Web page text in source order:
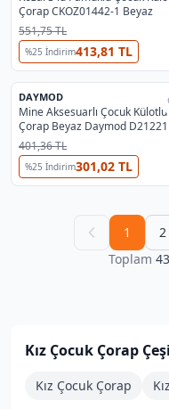
Çorap CKOZ01442-1 Beyaz
551,75 TL
%25 İndirim413,81 TL
%25
DAYMOD
Mine Aksesuarlı Çocuk Külotlu
Çorap Beyaz Daymod
401,36 TL
%25 İndirim301,02 TL
1 2
Toplam
Kız Çocuk Çorap
Kız Çocuk Çorap